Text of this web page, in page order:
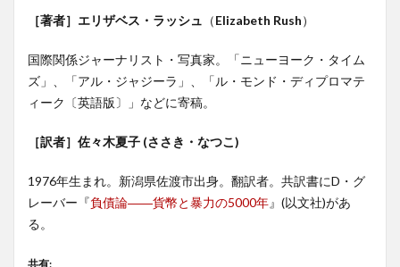
［著者］エリザベス・ラッシュ （Elizabeth Rush）
国際関係ジャーナリスト・写真家。「ニューヨーク・タイム
ズ」、「アル・ジャジーラ」、「ル・モンド・ディプロマテ
ィーク〔英語版〕」などに寄稿。
［訳者］佐々木夏子 (ささき・なつこ)
1976年生まれ。新潟県佐渡市出身。翻訳者。共訳書にD・グ
レーバー『負債論――貨幣と暴力の5000年』(以文社)があ
る。
共有: